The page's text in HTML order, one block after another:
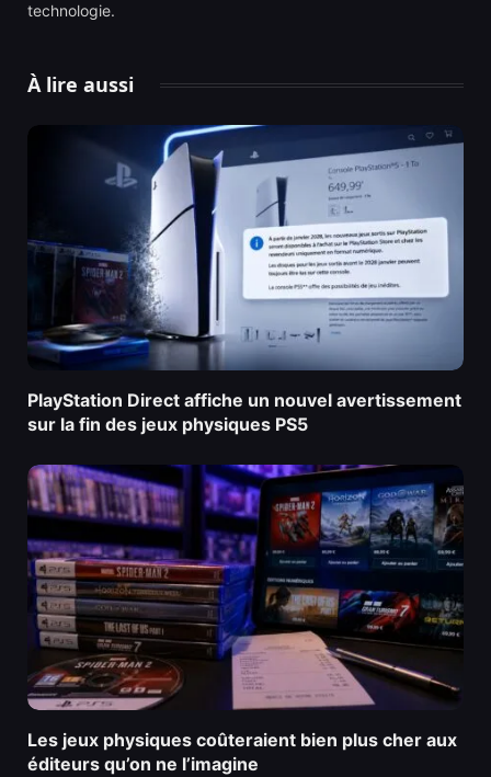
technologie.
À lire aussi
PlayStation Direct affiche un nouvel avertissement
sur la fin des jeux physiques PS5
Les jeux physiques coûteraient bien plus cher aux
éditeurs qu’on ne l’imagine